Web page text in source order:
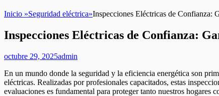
Inicio »Seguridad eléctrica»Inspecciones Eléctricas de Confianza:
Inspecciones Eléctricas de Confianza:
Publicado
octubre 29, 2025Autor
admin
En un mundo donde la seguridad y la eficiencia energética son
eléctricas. Realizadas por profesionales capacitados, estas
evaluaciones es fundamental para proteger tanto nuestros hogares